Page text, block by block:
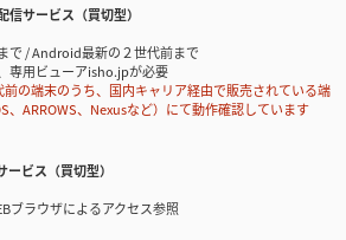
信サービス（買切型）
で / Android最新の２世代前まで
専用ビューアisho.jpが必要
の端末のうち、国内キャリア経由で販売されている端
、ARROWS、Nexusなど）にて動作確認しています
ービス（買切型）
ブラウザによるアクセス参照